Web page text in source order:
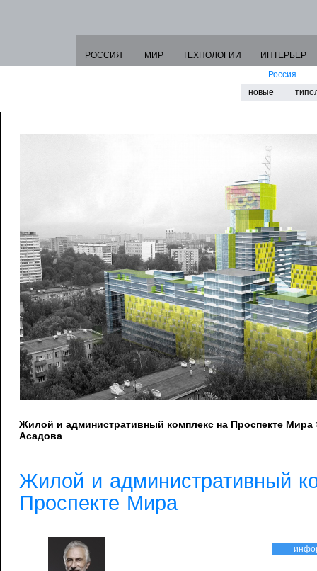
РОССИЯ МИР ТЕХНОЛОГИИ
ИНТЕРЬЕР
Россия
новые
Жилой и административный комплекс на Проспекте Мира
Асадова
Жилой и административный
Проспекте Мира